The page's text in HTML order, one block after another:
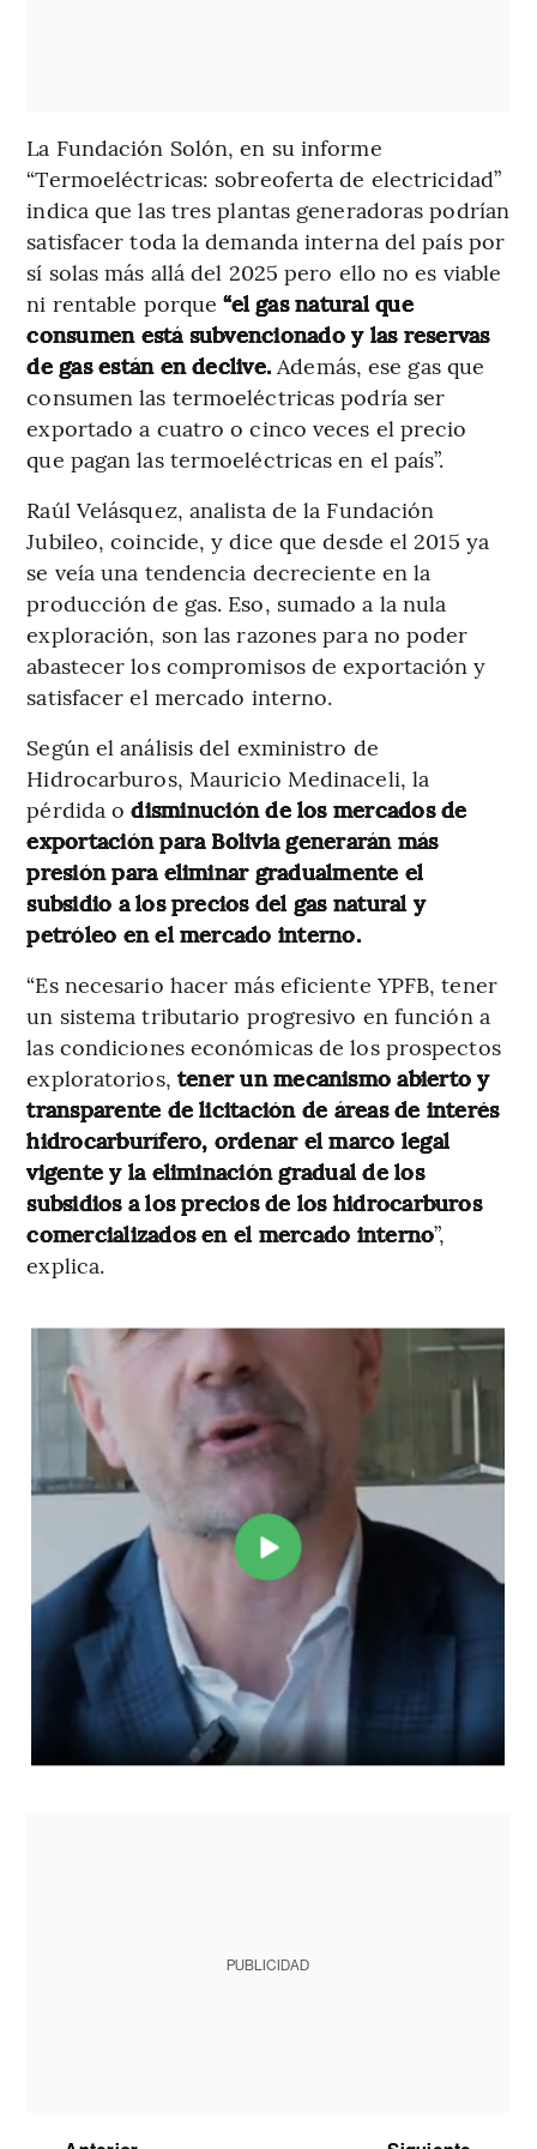
La Fundación Solón, en su informe
“Termoeléctricas: sobreoferta de electricidad”
indica que las tres plantas generadoras podrían
satisfacer toda la demanda interna del país por
sí solas más allá del 2025 pero ello no es viable
ni rentable porque“el gas natural que
consumen está subvencionado y las reservas
de gas están en declive. Además, ese gas que
consumen las termoeléctricas podría ser
exportado a cuatro o cinco veces el precio
que pagan las termoeléctricas en el país”.
Raúl Velásquez, analista de la Fundación
Jubileo, coincide, y dice que desde el 2015 ya
se veía una tendencia decreciente en la
producción de gas. Eso, sumado a la nula
exploración, son las razones para no poder
abastecer los compromisos de exportación y
satisfacer el mercado interno.
Según el análisis del exministro de
Hidrocarburos, Mauricio Medinaceli, la
pérdida odisminución de los mercados de
exportación para Bolivia generarán más
presión para eliminar gradualmente el
subsidio a los precios del gas natural y
petróleo en el mercado interno.
“Es necesario hacer más eficiente YPFB, tener
un sistema tributario progresivo en función a
las condiciones económicas de los prospectos
exploratorios, tener un mecanismo abierto y
transparente de licitación de áreas de interés
hidrocarburífero, ordenar el marco legal
vigente y la eliminación gradual de los
subsidios a los precios de los hidrocarburos
comercializados en el mercado interno”,
explica.
PUBLICIDAD